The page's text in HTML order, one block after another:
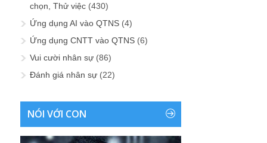
chọn, Thử việc (430)
Ứng dụng AI vào QTNS (4)
Ứng dụng CNTT vào QTNS (6)
Vui cười nhân sự (86)
Đánh giá nhân sự (22)
NÓI VỚI CON